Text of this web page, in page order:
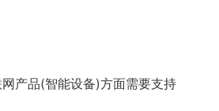
产品(智能设备)方面需要支持